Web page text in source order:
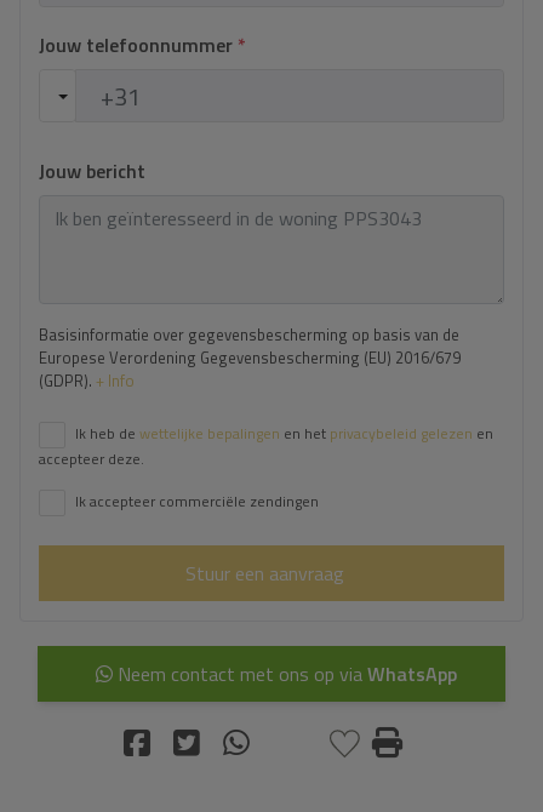
Jouw telefoonnummer *
Jouw bericht
Basisinformatie over gegevensbescherming op basis van de
Europese Verordening Gegevensbescherming (EU) 2016/679
(GDPR). + Info
Ik heb de wettelijke bepalingen en het privacybeleid gelezen en
accepteer deze.
Ik accepteer commerciële zendingen
Stuur een aanvraag
Neem contact met ons op viaWhatsApp